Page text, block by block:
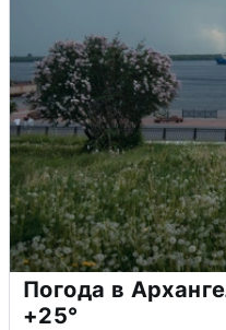
Погода в
+25°